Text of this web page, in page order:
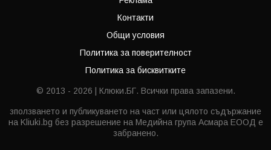
Контакти
Общи условия
Политика за поверителност
Политика за бисквитките
© 2013 - 2026 | Клюки.БГ. Всички права запазени.
зползването и публикуването на част или цялото съдържание
на Kliuki.bg без разрешение на Медийна група Асмара ЕООД е
забранено.